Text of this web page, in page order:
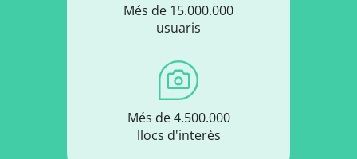
Més de 15.000.000
usuaris
Més de 4.500.000
llocs d'interès